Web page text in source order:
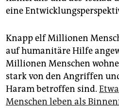
eine
Knapp elf Millionen
auf humanitäre Hilfe
Millionen Menschen
stark von den Angriffen
Haram betroffen sind.
Menschen leben als